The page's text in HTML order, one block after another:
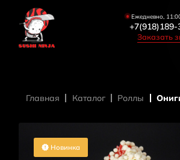
Ежедневно,
+7(918)189-
Заказать
ПИЦЦА/БУРГЕРЫ
Главная Каталог Роллы
Новинка